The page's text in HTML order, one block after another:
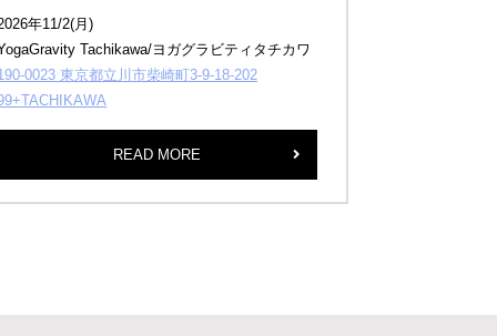
年11/2(月)
Tachikawa/ヨガグラビティタチカワ
0023 東京都立川市柴崎町3-9-18-202
READ MORE